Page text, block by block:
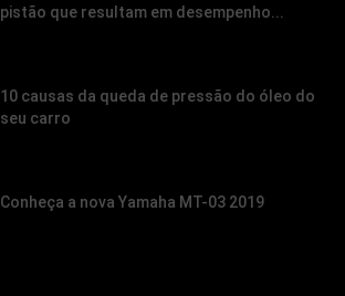
pistão que resultam em desempenho...
10 causas da queda de pressão do óleo do
seu carro
Conheça a nova Yamaha MT-03 2019